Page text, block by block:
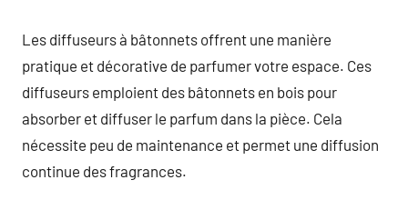
Les diffuseurs à bâtonnets offrent une manière
pratique et décorative de parfumer votre espace. Ces
diffuseurs emploient des bâtonnets en bois pour
absorber et diffuser le parfum dans la pièce. Cela
nécessite peu de maintenance et permet une diffusion
continue des fragrances.